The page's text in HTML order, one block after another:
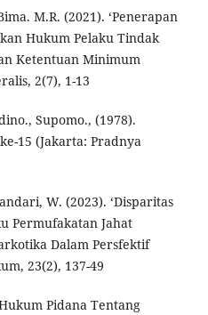
M.R. (2021). ‘Penerapan
Hukum Pelaku Tindak
Ketentuan Minimum
2(7), 1-13
Supomo., (1978).
15 (Jakarta: Pradnya
W. (2023). ‘Disparitas
Permufakatan Jahat
Dalam Persfektif
23(2), 137-49
Pidana Tentang